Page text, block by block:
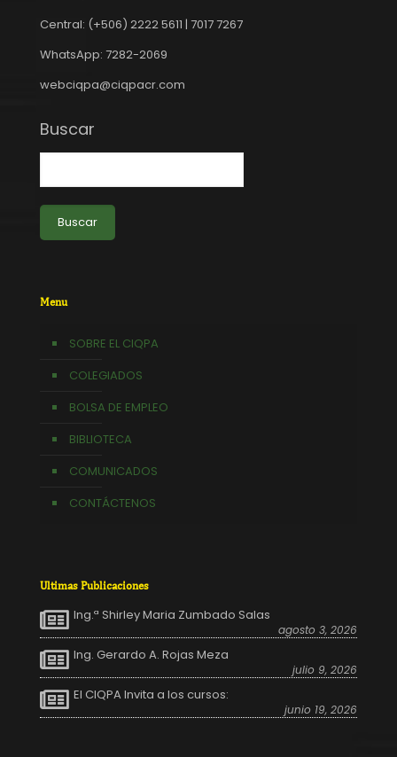
Central: (+506) 2222 5611 | 7017 7267
WhatsApp: 7282-2069
webciqpa@ciqpacr.com
Buscar
Buscar
Menu
SOBRE EL CIQPA
COLEGIADOS
BOLSA DE EMPLEO
BIBLIOTECA
COMUNICADOS
CONTÁCTENOS
Ultimas Publicaciones
Ing.ª Shirley Maria Zumbado Salas
agosto 3, 2026
Ing. Gerardo A. Rojas Meza
julio 9, 2026
El CIQPA Invita a los cursos:
junio 19, 2026